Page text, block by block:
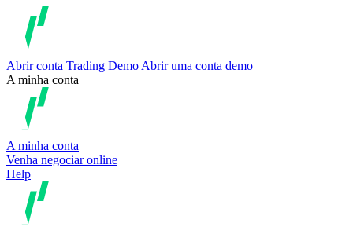
Abrir conta Trading Demo Abrir uma conta demo
A minha conta
A minha conta
Venha negociar online
Help